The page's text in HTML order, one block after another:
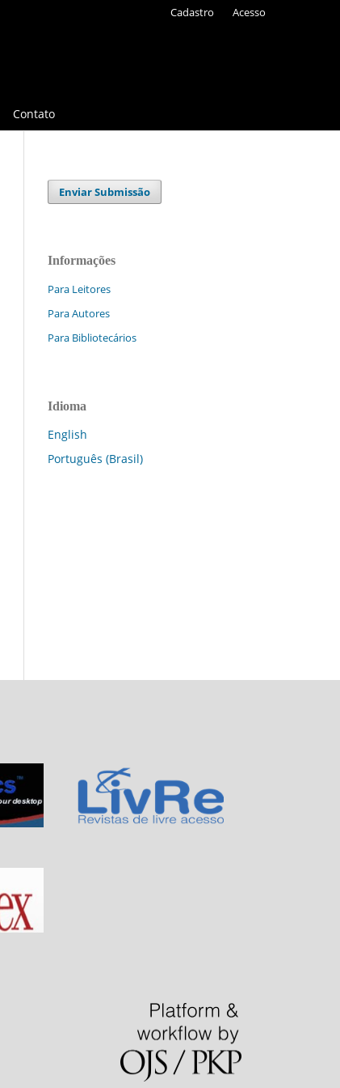
Contato
Cadastro Acesso
Enviar Submissão
Informações
Para Leitores
Para Autores
Para Bibliotecários
Idioma
English
Português (Brasil)